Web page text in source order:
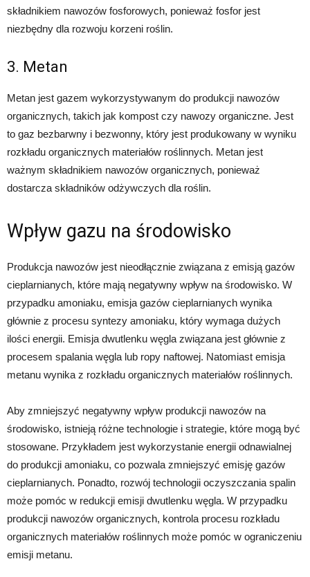
składnikiem nawozów fosforowych, ponieważ fosfor jest
niezbędny dla rozwoju korzeni roślin.
3. Metan
Metan jest gazem wykorzystywanym do produkcji nawozów
organicznych, takich jak kompost czy nawozy organiczne. Jest
to gaz bezbarwny i bezwonny, który jest produkowany w wyniku
rozkładu organicznych materiałów roślinnych. Metan jest
ważnym składnikiem nawozów organicznych, ponieważ
dostarcza składników odżywczych dla roślin.
Wpływ gazu na środowisko
Produkcja nawozów jest nieodłącznie związana z emisją gazów
cieplarnianych, które mają negatywny wpływ na środowisko. W
przypadku amoniaku, emisja gazów cieplarnianych wynika
głównie z procesu syntezy amoniaku, który wymaga dużych
ilości energii. Emisja dwutlenku węgla związana jest głównie z
procesem spalania węgla lub ropy naftowej. Natomiast emisja
metanu wynika z rozkładu organicznych materiałów roślinnych.
Aby zmniejszyć negatywny wpływ produkcji nawozów na
środowisko, istnieją różne technologie i strategie, które mogą być
stosowane. Przykładem jest wykorzystanie energii odnawialnej
do produkcji amoniaku, co pozwala zmniejszyć emisję gazów
cieplarnianych. Ponadto, rozwój technologii oczyszczania spalin
może pomóc w redukcji emisji dwutlenku węgla. W przypadku
produkcji nawozów organicznych, kontrola procesu rozkładu
organicznych materiałów roślinnych może pomóc w ograniczeniu
emisji metanu.